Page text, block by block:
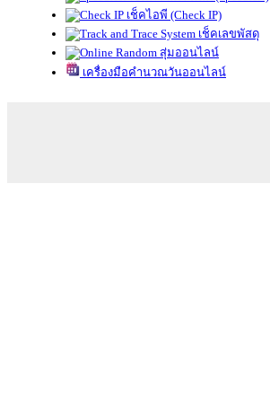
เช็คไอพี (Check IP)
เช็คเลขพัสดุ
สุ่มออนไลน์
เครื่องมือคำนวณวันออนไลน์